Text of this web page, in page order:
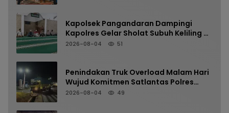
Kapolsek Pangandaran Dampingi
Kapolres Gelar Sholat Subuh Keliling di
Masjid Jami Al-Furqon, Pererat
2026-08-04 51
Penindakan Truk Overload Malam Hari
Wujud Komitmen Satlantas Polres
Pangandaran Menjaga Keselamatan
2026-08-04 49